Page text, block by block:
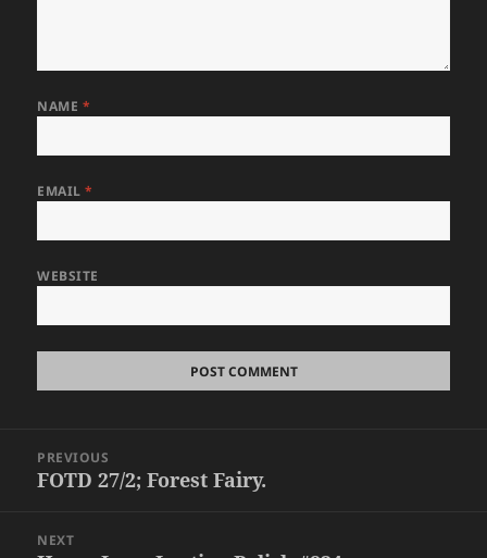
NAME *
EMAIL*
WEBSITE
navigation
PREVIOUS
Previous
FOTD 27/2; Forest Fairy.
NEXT